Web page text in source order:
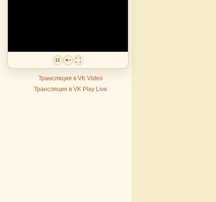
Трансляция в VK Video
Трансляция в VK Play Live